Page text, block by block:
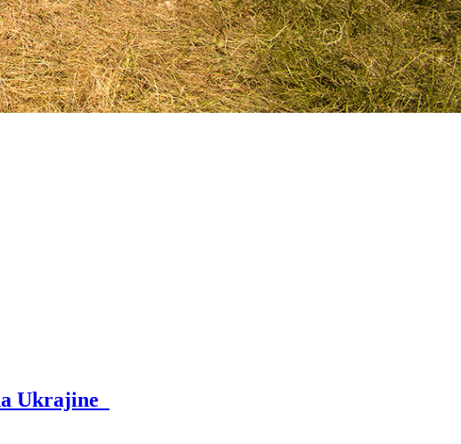
Ukrajine